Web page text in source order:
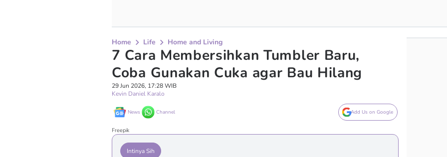
Home Life Home and Living
7 Cara Membersihkan Tumbler Baru,
Coba Gunakan Cuka agar Bau Hilang
29 Jun 2026, 17:28 WIB
Kevin Daniel Karalo
News Channel Add Us on Google
Freepik
Intinya Sih